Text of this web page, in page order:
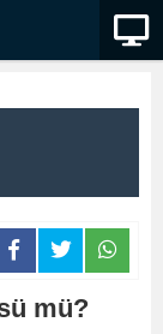
mü?